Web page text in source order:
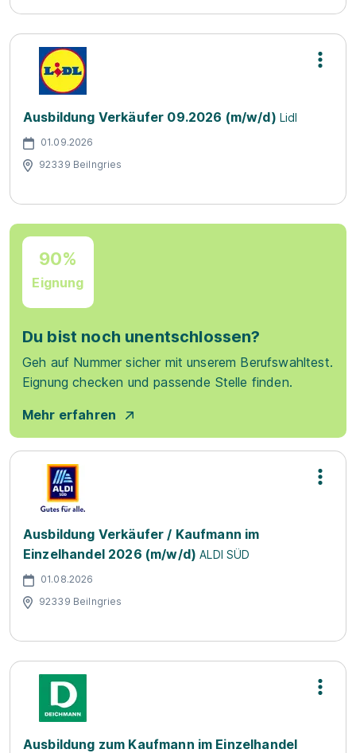
Ausbildung Verkäufer 09.2026 (m/w/d) Lidl
01.09.2026
92339 Beilngries
90%
Eignung
Du bist noch unentschlossen?
Geh auf Nummer sicher mit unserem Berufswahltest.
Eignung checken und passende Stelle finden.
Mehr erfahren
Ausbildung Verkäufer / Kaufmann im
Einzelhandel 2026 (m/w/d) ALDI SÜD
01.08.2026
92339 Beilngries
Ausbildung zum Kaufmann im Einzelhandel